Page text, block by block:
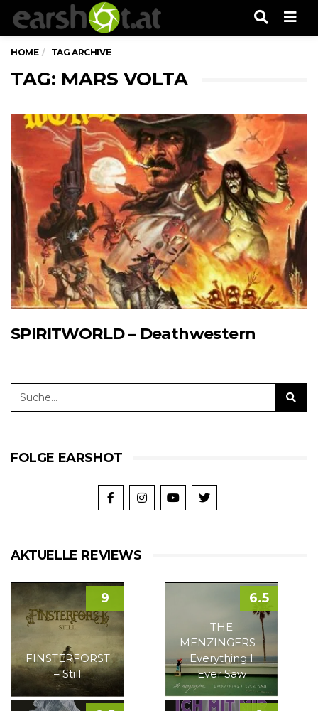
HOME TAG ARCHIVE
TAG: MARS VOLTA
SPIRITWORLD – Deathwestern
FOLGE EARSHOT
AKTUELLE REVIEWS
FINSTERFORST
– Still
9
THE
MENZINGERS –
Everything I
Ever Saw
6.5